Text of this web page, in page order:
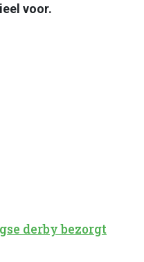
voor.
derby bezorgt